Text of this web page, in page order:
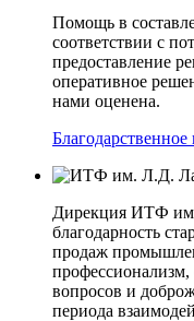
Помощь в
соответствии с
предоставление
оперативное
нами оценена.
Дирекция ИТФ
благодарность
продаж
вопросов и
периода